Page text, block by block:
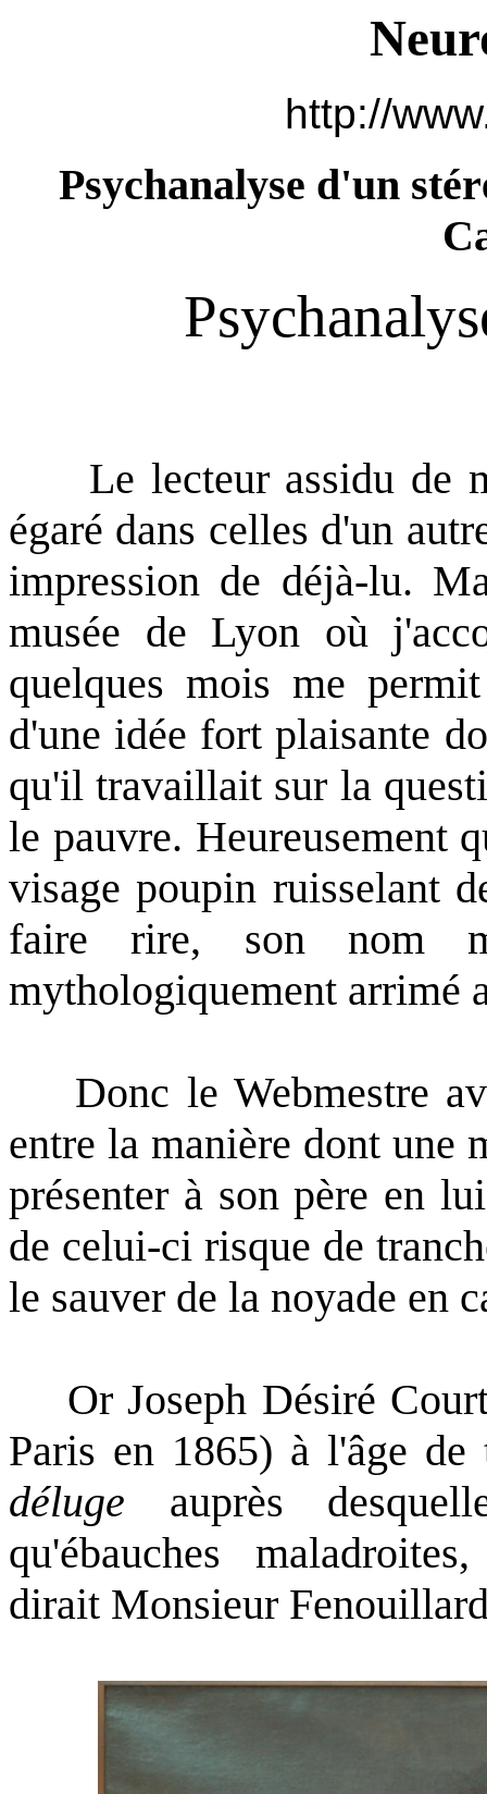
http://
Psychanalyse d'un
Le lecteur assidu de
égaré dans celles d'un
impression de déjà-lu.
musée de Lyon où
quelques mois me
d'une idée fort plaisante
qu'il travaillait sur la
le pauvre. Heureusement
visage poupin ruisselant
faire rire, son nom
mythologiquement arrimé
Donc le Webmestre
entre la manière dont une
présenter à son père en
de celui-ci risque de
le sauver de la noyade en
Or Joseph Désiré
Paris en 1865) à l'âge
déluge auprès
qu'ébauches
dirait Monsieur